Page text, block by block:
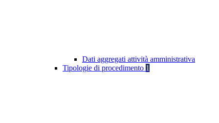
Dati aggregati attività amministrativa
Tipologie di procedimento 1